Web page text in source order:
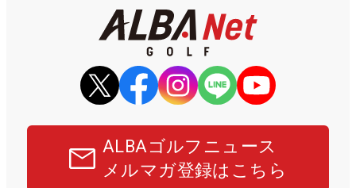
ALBAゴルフニュース
メルマガ登録はこちら